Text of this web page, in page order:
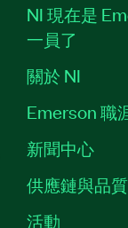
NI 現在是
一員了
關於 NI
Emerson 職
新聞中心
供應鏈與品質
活動